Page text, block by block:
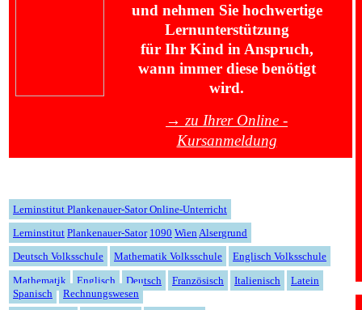
und nehmen Sie hochwertige
Lernunterstützung
für Ihr Kind in Anspruch,
wann immer diese benötigt
wird.
→ zu Ihrer Online -
Kursanmeldung
Lerninstitut Plankenauer-Sator Online-Unterricht
Lerninstitut Plankenauer-Sator 1090 Wien Alsergrund
Deutsch Volksschule
Mathematik Volksschule
Englisch Volksschule
Mathematik
Englisch Deutsch Französisch Italienisch
Latein
Spanisch
Rechnungswesen